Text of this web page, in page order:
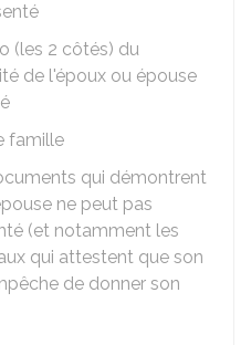
(les 2 côtés) du
de l'époux ou épouse
famille
qui démontrent
ne peut pas
(et notamment les
qui attestent que son
de donner son